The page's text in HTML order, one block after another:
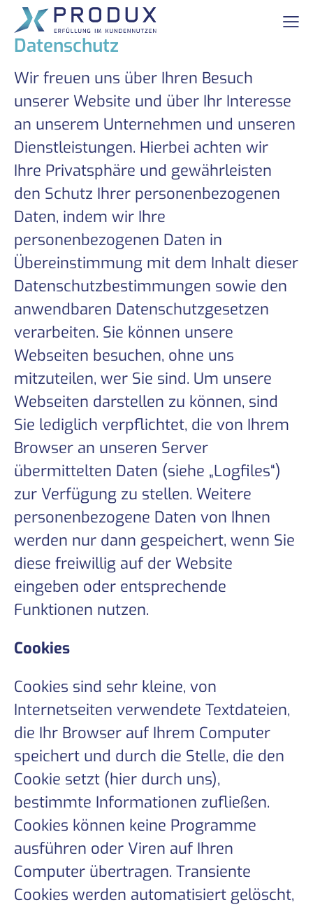
Datenschutz
Wir freuen uns über Ihren Besuch
unserer Website und über Ihr Interesse
an unserem Unternehmen und unseren
Dienstleistungen. Hierbei achten wir
Ihre Privatsphäre und gewährleisten
den Schutz Ihrer personenbezogenen
Daten, indem wir Ihre
personenbezogenen Daten in
Übereinstimmung mit dem Inhalt dieser
Datenschutzbestimmungen sowie den
anwendbaren Datenschutzgesetzen
verarbeiten. Sie können unsere
Webseiten besuchen, ohne uns
mitzuteilen, wer Sie sind. Um unsere
Webseiten darstellen zu können, sind
Sie lediglich verpflichtet, die von Ihrem
Browser an unseren Server
übermittelten Daten (siehe „Logfiles“)
zur Verfügung zu stellen. Weitere
personenbezogene Daten von Ihnen
werden nur dann gespeichert, wenn Sie
diese freiwillig auf der Website
eingeben oder entsprechende
Funktionen nutzen.
Cookies
Cookies sind sehr kleine, von
Internetseiten verwendete Textdateien,
die Ihr Browser auf Ihrem Computer
speichert und durch die Stelle, die den
Cookie setzt (hier durch uns),
bestimmte Informationen zufließen.
Cookies können keine Programme
ausführen oder Viren auf Ihren
Computer übertragen. Transiente
Cookies werden automatisiert gelöscht,